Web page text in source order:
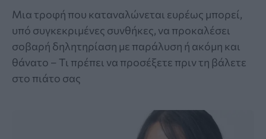
Μια τροφή που καταναλώνεται ευρέως μπορεί,
υπό συγκεκριμένες συνθήκες, να προκαλέσει
σοβαρή δηλητηρίαση με παράλυση ή ακόμη και
θάνατο – Τι πρέπει να προσέξετε πριν τη βάλετε
στο πιάτο σας